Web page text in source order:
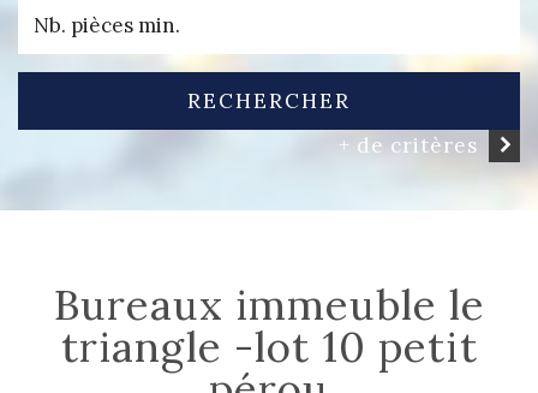
RECHERCHER
+ de critères
bureaux immeuble le
triangle -lot 10 petit